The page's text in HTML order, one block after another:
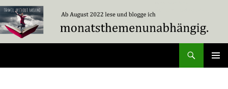
Zum
Inhalt
springen